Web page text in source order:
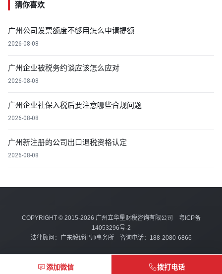
猜你喜欢
广州公司发票额度不够用怎么申请提额
2026-08-08
广州企业被税务约谈应该怎么应对
2026-08-08
广州企业社保入税后要注意哪些合规问题
2026-08-08
广州新注册的公司出口退税资格认定
2026-08-08
COPYRIGHT © 2015-2026 广州立华星财税咨询有限公司 粤ICP备
14053296号-2
法律顾问：广东毅诉律师事务所 咨询电话：188-2080-6866
添加微信 拨打电话